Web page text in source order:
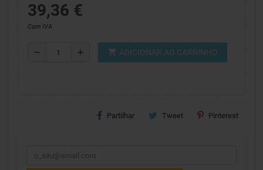
39,36 €
Com IVA
remove add shopping_cart ADICIONAR AO CARRINHO
Partilhar Tweet Pinterest